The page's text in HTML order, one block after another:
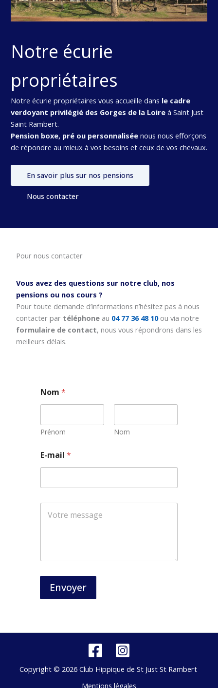
Notre écurie
propriétaires
Notre écurie propriétaires vous accueille dans le cadre
verdoyant privilégié des Gorges de la Loireà Saint Just
Saint Rambert.
Pension boxe, pré ou personnaliséenous nous efforçons
de répondre au mieux à vos besoins et ceux de vos chevaux.
En savoir plus sur nos pensions
Nous contacter
Pour nous contacter
Vous avez des questions sur notre club, nos
pensions ou nos cours ?
Pour toute demande d’informations n’hésitez pas à nous
contacter par téléphoneau 04 77 36 48 10 ou via notre
formulaire de contact, nous vous répondrons dans les
meilleurs délais.
Nom*
Prénom Nom
o
m
o
E-mail*
Envoyer
Copyright © 2026 Club Hippique de St Just St Rambert
Mentions légales